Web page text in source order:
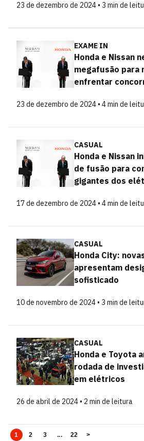
23 de dezembro de 2024 • 3 min de
EXAME IN
Honda e Nissan
megafusão para
enfrentar
23 de dezembro de 2024 • 4 min de
CASUAL
Honda e Nissan
de fusão para
gigantes dos
17 de dezembro de 2024 • 4 min de
CASUAL
Honda City:
apresentam
sofisticado
10 de novembro de 2024 • 3 min de
CASUAL
Honda e Toyota
rodada de
em elétricos
26 de abril de 2024 • 2 min de leitura
1 2 3 ... 22 >